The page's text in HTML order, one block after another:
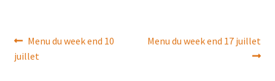
Navigation
de
Article
précédent :
Menu du week end 10
juillet
Article
Menu du week end 17 juillet